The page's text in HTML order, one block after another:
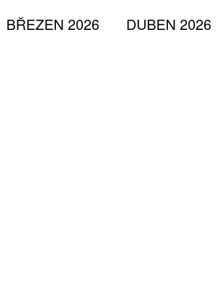
DUBEN 2026
BŘEZEN 2026